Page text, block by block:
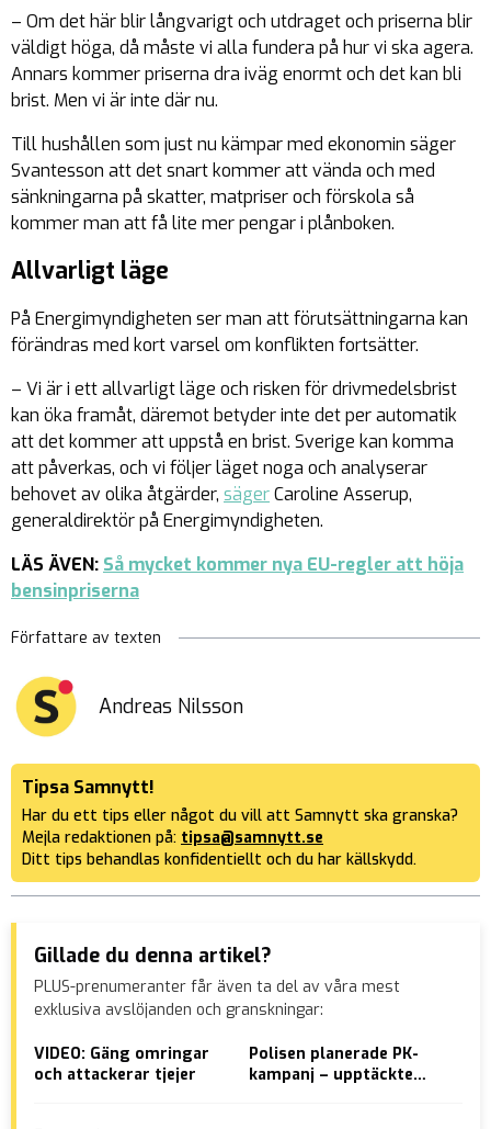
– Om det här blir långvarigt och utdraget och priserna blir
väldigt höga, då måste vi alla fundera på hur vi ska agera.
Annars kommer priserna dra iväg enormt och det kan bli
brist. Men vi är inte där nu.
Till hushållen som just nu kämpar med ekonomin säger
Svantesson att det snart kommer att vända och med
sänkningarna på skatter, matpriser och förskola så
kommer man att få lite mer pengar i plånboken.
Allvarligt läge
På Energimyndigheten ser man att förutsättningarna kan
förändras med kort varsel om konflikten fortsätter.
– Vi är i ett allvarligt läge och risken för drivmedelsbrist
kan öka framåt, däremot betyder inte det per automatik
att det kommer att uppstå en brist. Sverige kan komma
att påverkas, och vi följer läget noga och analyserar
behovet av olika åtgärder, sägerCaroline Asserup,
generaldirektör på Energimyndigheten.
LÄS ÄVEN: Så mycket kommer nya EU-regler att höja
bensinpriserna
Författare av texten
Andreas Nilsson
Tipsa Samnytt!
Har du ett tips eller något du vill att Samnytt ska granska?
Mejla redaktionen på: tipsa@samnytt.se
Ditt tips behandlas konfidentiellt och du har källskydd.
Gillade du denna artikel?
PLUS-prenumeranter får även ta del av våra mest
exklusiva avslöjanden och granskningar:
VIDEO: Gäng omringar
och attackerar tjejer
Polisen planerade PK-
kampanj – upptäckte